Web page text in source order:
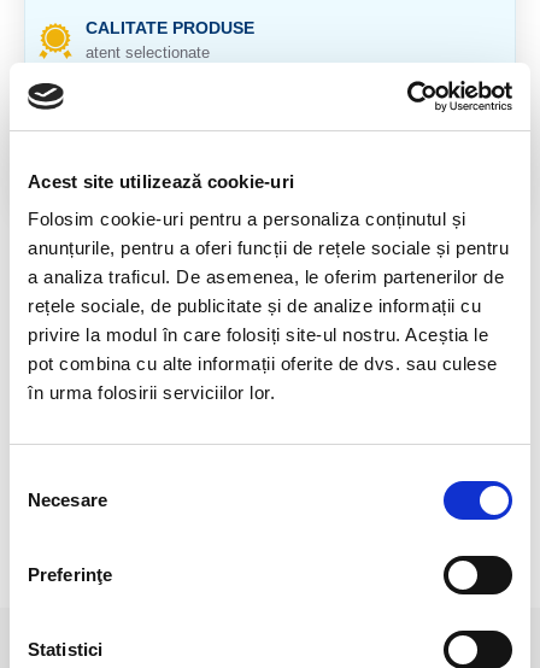
Acest site utilizează cookie-uri
Folosim cookie-uri pentru a personaliza conținutul și
anunțurile, pentru a oferi funcții de rețele sociale și pentru
a analiza traficul. De asemenea, le oferim partenerilor de
rețele sociale, de publicitate și de analize informații cu
privire la modul în care folosiți site-ul nostru. Aceștia le
pot combina cu alte informații oferite de dvs. sau culese
în urma folosirii serviciilor lor.
consimțământului
Necesare
Preferinţe
Statistici
CALITATE PRODUSE
atent selectionate
in 14 zile si banii inapoi
GARANTIE PRODUSE
DESCRIERE PRODUS
Cristal natural 100 %.
Pozele sunt realizate cu aparat profesionist sub lumina alba.
Culoarea poate diferi usor, in functie de rezolutia